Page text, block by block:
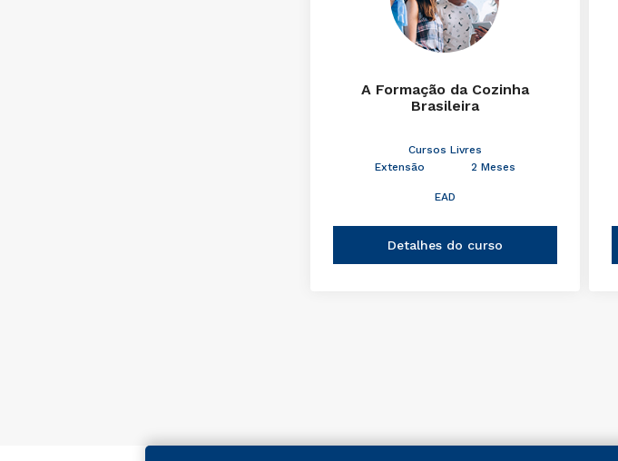
A Formação da Cozinha
Brasileira
Cursos Livres
Extensão
2 Meses
EAD
Detalhes do curso